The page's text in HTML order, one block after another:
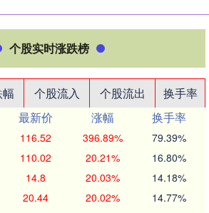
个股实时涨跌榜
个股流入 个股流出
换手率
最新价 涨幅
换手率
116.52 396.89% 79.39%
110.02 20.21% 16.80%
14.8 20.03% 14.18%
20.44 20.02% 14.77%